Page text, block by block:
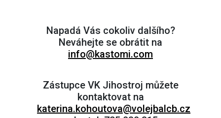
Napadá Vás cokoliv dalšího?
Neváhejte se obrátit na
info@kastomi.com
Zástupce VK Jihostroj můžete
kontaktovat na
katerina.kohoutova@volejbalcb.cz